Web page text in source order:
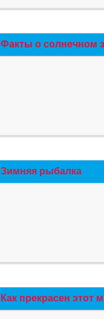
Факты о солнечном
Зимняя рыбалка
Как прекрасен этот